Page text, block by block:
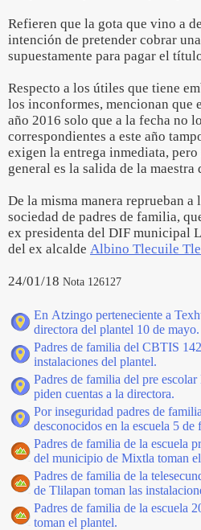
Refieren que la gota que vino a
intención de pretender cobrar
supuestamente para pagar el
Respecto a los útiles que tiene
los inconformes, mencionan que
año 2016 solo que a la fecha no
correspondientes a este año
exigen la entrega inmediata,
general es la salida de la maestra
De la misma manera reprueban a
sociedad de padres de familia,
ex presidenta del DIF municipal
del ex alcalde Albino Tlecuile
24/01/18 Nota 126127
En Atzingo perteneciente a
directora del plantel 10 de mayo.
Padres de familia del CBTIS
instalaciones del plantel.
Padres de familia del pre
piden cuentas a la directora.
Por inseguridad padres de
desconocidos en la escuela 5 de
Padres de familia de la escuela
del municipio de Mixtla toman
Padres de familia de la
de Tlilapan toman las
Padres de familia de la escuela
toman el plantel.